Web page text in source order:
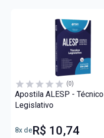
(0)
Apostila ALESP - Técnico
Legislativo
8x deR$ 10,74